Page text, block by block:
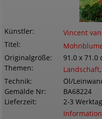
Künstler Vincent
Titel
Originalgröße
91.0 x 71.0
Themen
Landschaft,
Technik
Öl/
Gemälde Nr
BA68224
Lieferzeit
2-3